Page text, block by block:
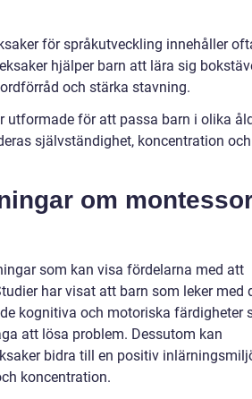
för språkutveckling innehåller
hjälper barn att lära sig
och stärka stavning.
utformade för att passa barn i olika
självständighet, koncentration och
om
som kan visa fördelarna med att
har visat att barn som leker med
kognitiva och motoriska färdigheter
att lösa problem. Dessutom kan
bidra till en positiv
koncentration.